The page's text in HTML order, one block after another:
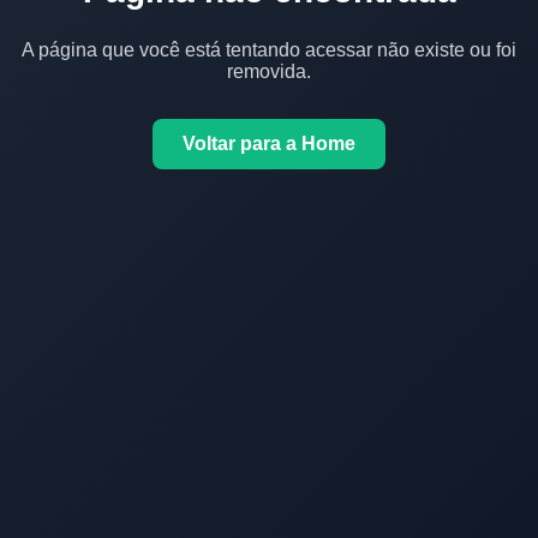
A página que você está tentando acessar não existe ou foi
removida.
Voltar para a Home